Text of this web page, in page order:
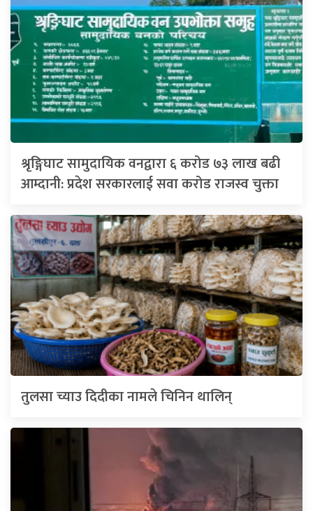
श्रृङ्गिघाट सामुदायिक वनद्वारा ६ करोड ७३ लाख बढी
आम्दानी: प्रदेश सरकारलाई सवा करोड राजस्व चुक्ता
तुलसा च्याउ दिदीका नामले चिनिन थालिन्